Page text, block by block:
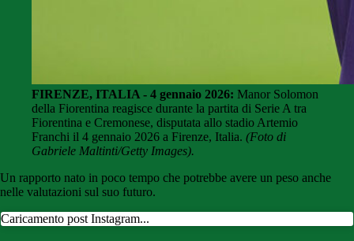
FIRENZE, ITALIA - 4 gennaio 2026: Manor Solomon
della Fiorentina reagisce durante la partita di Serie A tra
Fiorentina e Cremonese, disputata allo stadio Artemio
Franchi il 4 gennaio 2026 a Firenze, Italia. (Foto di
Gabriele Maltinti/Getty Images).
Un rapporto nato in poco tempo che potrebbe avere un peso anche
nelle valutazioni sul suo futuro.
Caricamento post Instagram...